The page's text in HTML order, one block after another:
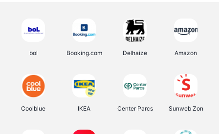
bol Booking.com Delhaize Amazon
Coolblue IKEA Center Parcs Sunweb Zon